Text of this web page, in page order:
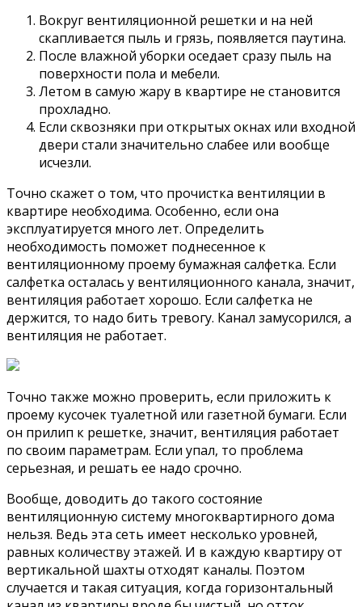
Вокруг вентиляционной решетки и на ней
скапливается пыль и грязь, появляется паутина.
После влажной уборки оседает сразу пыль на
поверхности пола и мебели.
Летом в самую жару в квартире не становится
прохладно.
Если сквозняки при открытых окнах или входной
двери стали значительно слабее или вообще
исчезли.
Точно скажет о том, что прочистка вентиляции в
квартире необходима. Особенно, если она
эксплуатируется много лет. Определить
необходимость поможет поднесенное к
вентиляционному проему бумажная салфетка. Если
салфетка осталась у вентиляционного канала, значит,
вентиляция работает хорошо. Если салфетка не
держится, то надо бить тревогу. Канал замусорился, а
вентиляция не работает.
Точно также можно проверить, если приложить к
проему кусочек туалетной или газетной бумаги. Если
он прилип к решетке, значит, вентиляция работает
по своим параметрам. Если упал, то проблема
серьезная, и решать ее надо срочно.
Вообще, доводить до такого состояние
вентиляционную систему многоквартирного дома
нельзя. Ведь эта сеть имеет несколько уровней,
равных количеству этажей. И в каждую квартиру от
вертикальной шахты отходят каналы. Поэтом
случается и такая ситуация, когда горизонтальный